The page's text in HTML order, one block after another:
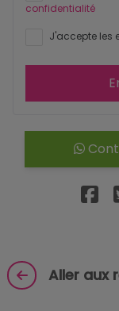
confidentialité
J'accepte les
Aller aux